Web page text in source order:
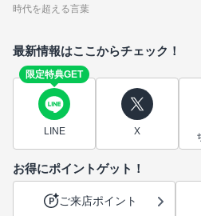
時代を超える言葉
最新情報はここからチェック！
限定特典GET
LINE X
お得にポイントゲット！
ご来店ポイント